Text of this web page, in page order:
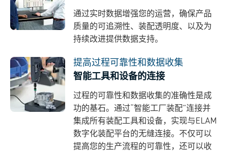
通过实时数据增强您的运营，确保产品
质量的可追溯性、装配透明度、以及为
持续改进提供数据支持。
提高过程可靠性和数据收集
智能工具和设备的连接
过程的可靠性和数据收集的准确性是成
功的基石。通过“智能工厂装配”连接并
集成所有装配工具和设备，实现与ELAM
数字化装配平台的无缝连接。不仅可以
提高您的生产流程的可靠性，还可以收